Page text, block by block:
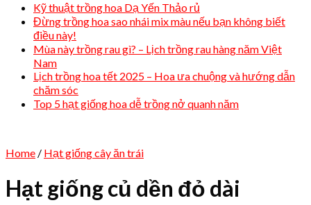
Kỹ thuật trồng hoa Dạ Yến Thảo rủ
Đừng trồng hoa sao nhái mix màu nếu bạn không biết
điều này!
Mùa này trồng rau gì? – Lịch trồng rau hàng năm Việt
Nam
Lịch trồng hoa tết 2025 – Hoa ưa chuộng và hướng dẫn
chăm sóc
Top 5 hạt giống hoa dễ trồng nở quanh năm
Home / Hạt giống cây ăn trái
Hạt giống củ dền đỏ dài